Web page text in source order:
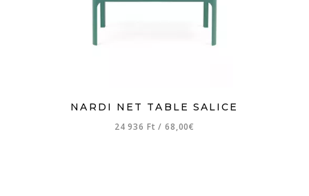
NARDI NET TABLE SALICE
24 936 Ft/ 68,00€